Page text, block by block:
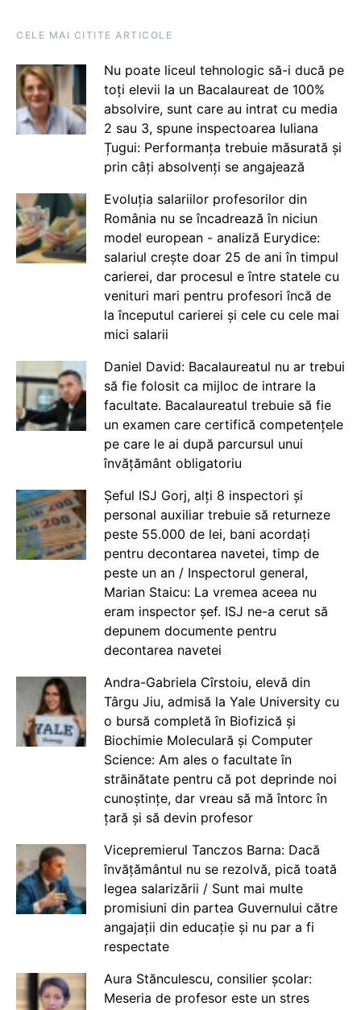
CELE MAI CITITE ARTICOLE
Nu poate liceul tehnologic să-i ducă pe
toți elevii la un Bacalaureat de 100%
absolvire, sunt care au intrat cu media
2 sau 3, spune inspectoarea Iuliana
Țugui: Performanța trebuie măsurată și
prin câți absolvenți se angajează
Evoluția salariilor profesorilor din
România nu se încadrează în niciun
model european - analiză Eurydice:
salariul crește doar 25 de ani în timpul
carierei, dar procesul e între statele cu
venituri mari pentru profesori încă de
la începutul carierei și cele cu cele mai
mici salarii
Daniel David: Bacalaureatul nu ar trebui
să fie folosit ca mijloc de intrare la
facultate. Bacalaureatul trebuie să fie
un examen care certifică competențele
pe care le ai după parcursul unui
învățământ obligatoriu
Șeful ISJ Gorj, alți 8 inspectori și
personal auxiliar trebuie să returneze
peste 55.000 de lei, bani acordați
pentru decontarea navetei, timp de
peste un an / Inspectorul general,
Marian Staicu: La vremea aceea nu
eram inspector șef. ISJ ne-a cerut să
depunem documente pentru
decontarea navetei
Andra-Gabriela Cîrstoiu, elevă din
Târgu Jiu, admisă la Yale University cu
o bursă completă în Biofizică și
Biochimie Moleculară și Computer
Science: Am ales o facultate în
străinătate pentru că pot deprinde noi
cunoștințe, dar vreau să mă întorc în
țară și să devin profesor
Vicepremierul Tanczos Barna: Dacă
învățământul nu se rezolvă, pică toată
legea salarizării / Sunt mai multe
promisiuni din partea Guvernului către
angajații din educație și nu par a fi
respectate
Aura Stănculescu, consilier școlar:
Meseria de profesor este un stres